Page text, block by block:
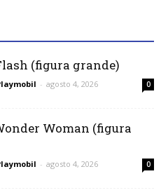
(figura grande)
- agosto 4, 2026 0
Woman (figura
- agosto 4, 2026 0